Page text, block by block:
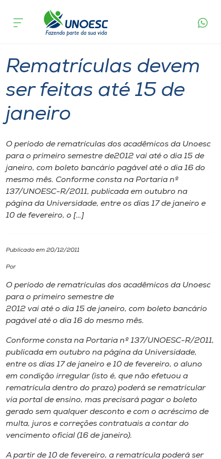
Cursos
Atendimento ao Estudante
Portal de Ensino
A
Unoesc
Internacionalização
Cultura
Biblioteca
Editora
Rádio
acontece
Rematrículas devem
ser feitas até 15 de
janeiro
O período de rematrículas dos acadêmicos da Unoesc
para o primeiro semestre de2012 vai até o dia 15 de
janeiro, com boleto bancário pagável até o dia 16 do
mesmo mês. Conforme consta na Portaria nº
137/UNOESC-R/2011, publicada em outubro na
página da Universidade, entre os dias 17 de janeiro e
10 de fevereiro, o […]
Publicado em 20/12/2011
Por
O período de rematrículas dos acadêmicos da Unoesc
para o primeiro semestre de
2012 vai até o dia 15 de janeiro, com boleto bancário
pagável até o dia 16 do mesmo mês.
Conforme consta na Portaria nº 137/UNOESC-R/2011,
publicada em outubro na página da Universidade,
entre os dias 17 de janeiro e 10 de fevereiro, o aluno
em condição irregular (isto é, que não efetuou a
rematrícula dentro do prazo) poderá se rematricular
via portal de ensino, mas precisará pagar o boleto
gerado sem qualquer desconto e com o acréscimo de
multa, juros e correções contratuais a contar do
vencimento oficial (16 de janeiro).
A partir de 10 de fevereiro, a rematrícula poderá ser